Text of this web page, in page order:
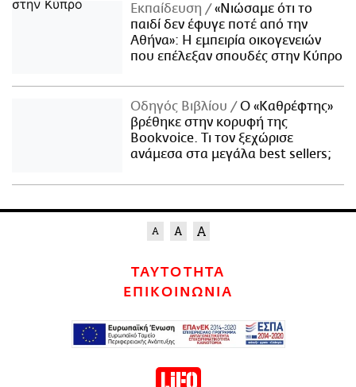
Εκπαίδευση
«Νιώσαμε ότι το
παιδί δεν έφυγε ποτέ από την
Αθήνα»: Η εμπειρία οικογενειών
που επέλεξαν σπουδές στην Κύπρο
Οδηγός Βιβλίου
Ο «Καθρέφτης»
βρέθηκε στην κορυφή της
Bookvoice. Τι τον ξεχώρισε
ανάμεσα στα μεγάλα best sellers;
ΤΑΥΤΟΤΗΤΑ
ΕΠΙΚΟΙΝΩΝΙΑ